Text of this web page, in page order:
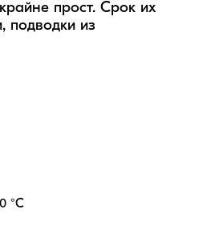
прост. Срок их
подводки из
°C